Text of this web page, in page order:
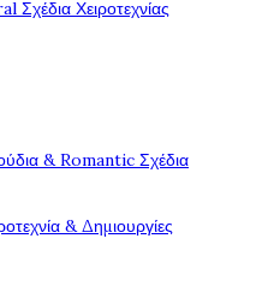
Χειροτεχνίας
& Romantic Σχέδια
& Δημιουργίες